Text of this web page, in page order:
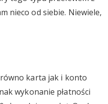
nieco od siebie. Niewiele,
karta jak i konto
wykonanie płatności